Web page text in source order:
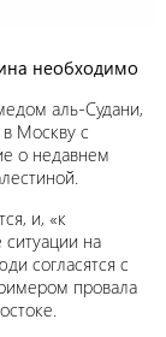
необходимо
аль-Судани,
Москву с
о недавнем
и, «к
на
согласятся с
провала